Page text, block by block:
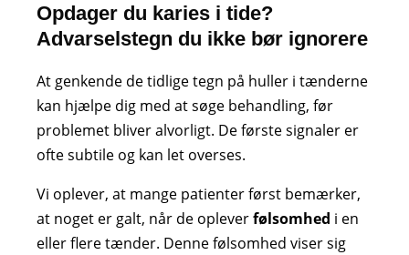
Opdager du karies i tide?
Advarselstegn du ikke bør ignorere
At genkende de tidlige tegn på huller i tænderne
kan hjælpe dig med at søge behandling, før
problemet bliver alvorligt. De første signaler er
ofte subtile og kan let overses.
Vi oplever, at mange patienter først bemærker,
at noget er galt, når de opleverfølsomhed i en
eller flere tænder. Denne følsomhed viser sig